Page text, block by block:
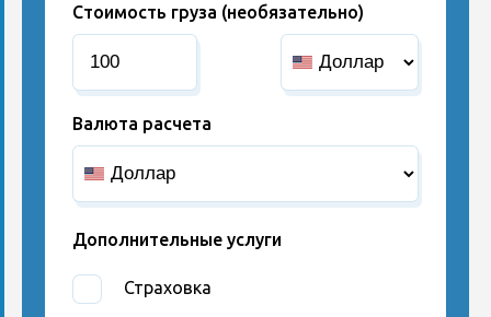
Стоимость груза (необязательно)
Валюта расчета
Дополнительные услуги
Страховка